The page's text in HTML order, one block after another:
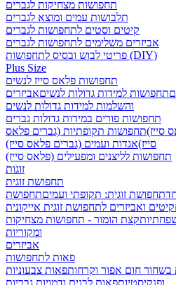
תחפושות מצחיקות לגברים
תלבושות עמים ומוצא לגברים
קיטים וסטים לתחפושות לגברים
אביזרים משלימים לתחפושות לגברים
פריטי לבוש ובסיס לתחפושות (DIY)
Plus Size
תחפושות פלאס סייז לנשים
תחפושות למידות גדולות לנשיםאביזרים
והשלמות למידות גדולות לנשים
תחפושות פורים במידות גדולות גברים
סייז)תחפושות תקופתיות (גברים פלאס
סייז)אגדות ועמים (גברים פלאס סייז)
תחפושות לליצנים ומפעילים (פלאס סייז)
זוגות
תחפושת זוגית
תחפושת זוגית: תקופתי ועמיםתחפושת
קיטים ואביזרים לתחפושת זוגית אייקונית
קצת הומור - תחפושות מצחיקות
ומקוריות
אביזרים
פאות לתחפושות
בשחור חום אפור וקרחותפאות צבעוניות
ופנקיסטיותפאות לבנים ודמויות גבריות